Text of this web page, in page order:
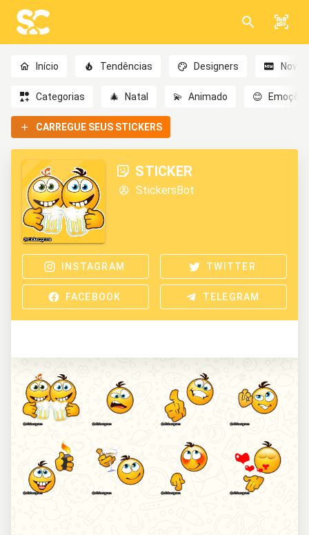
Início Tendências Designers Novo
Categorias 🎄 Natal 💫 Animado 😊
CARREGUE SEUS STICKERS
STICKER
StickersBot
INSTAGRAM TWITTER
FACEBOOK TELEGRAM